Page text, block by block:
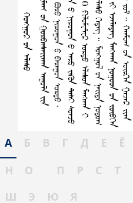
А Б В Г Д Е Ё
Н
О П Р С Т
Ш
Э Ю Я